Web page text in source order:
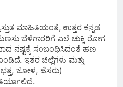
ಮಾಹಿತಿಯಂತೆ, ಉತ್ತರ ಕನ್ನಡ
ಬೆಳೆಗಾರರಿಗೆ ಎಲೆ ಚುಕ್ಕಿ ರೋಗ
ನಷ್ಟಕ್ಕೆ ಸಂಬಂಧಿಸಿದಂತೆ ಹಣ
ಇತರ ಜಿಲ್ಲೆಗಳು ಮತ್ತು
ಜೋಳ, ಹೆಸರು)